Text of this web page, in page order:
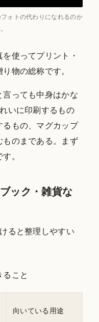
ォトの代わりになれるのか
使ってプリント・
物の総称です。
っても中身はかな
いに印刷するもの
るもの、マグカップ
ものまである。まず
。
ック・雑貨な
ると整理しやすい
ること
向いている用途